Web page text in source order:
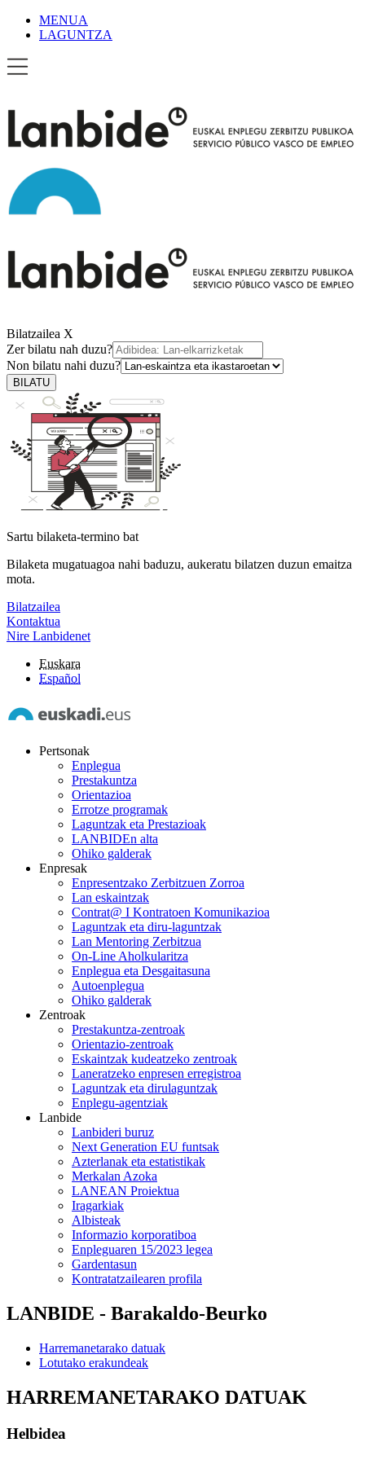
MENUA
LAGUNTZA
Bilatzailea X
Zer bilatu nah duzu?
Non bilatu nahi duzu?
BILATU
Sartu bilaketa-termino bat
Bilaketa mugatuagoa nahi baduzu, aukeratu bilatzen duzun emaitza
mota.
Bilatzailea
Kontaktua
Nire Lanbidenet
Euskara
Español
Pertsonak
Enplegua
Prestakuntza
Orientazioa
Errotze programak
Laguntzak eta Prestazioak
LANBIDEn alta
Ohiko galderak
Enpresak
Enpresentzako Zerbitzuen Zorroa
Lan eskaintzak
Contrat@ I Kontratoen Komunikazioa
Laguntzak eta diru-laguntzak
Lan Mentoring Zerbitzua
On-Line Aholkularitza
Enplegua eta Desgaitasuna
Autoenplegua
Ohiko galderak
Zentroak
Prestakuntza-zentroak
Orientazio-zentroak
Eskaintzak kudeatzeko zentroak
Laneratzeko enpresen erregistroa
Laguntzak eta dirulaguntzak
Enplegu-agentziak
Lanbide
Lanbideri buruz
Next Generation EU funtsak
Azterlanak eta estatistikak
Merkalan Azoka
LANEAN Proiektua
Iragarkiak
Albisteak
Informazio korporatiboa
Enpleguaren 15/2023 legea
Gardentasun
Kontratatzailearen profila
LANBIDE - Barakaldo-Beurko
Harremanetarako datuak
Lotutako erakundeak
HARREMANETARAKO DATUAK
Helbidea